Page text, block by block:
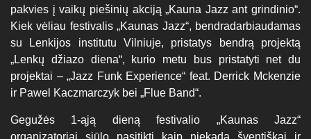
pakvies į vaikų piešinių akciją „Kauna Jazz ant grindinio“.
Kiek vėliau festivalis „Kaunas Jazz“, bendradarbiaudamas
su Lenkijos institutu Vilniuje, pristatys bendrą projektą
„Lenkų džiazo diena“, kurio metu bus pristatyti net du
projektai – „Jazz Funk Experience“ feat. Derrick Mckenzie
ir Pawel Kaczmarczyk bei „Flue Band“.
Gegužės 1-ąją dieną festivalio „Kaunas Jazz“